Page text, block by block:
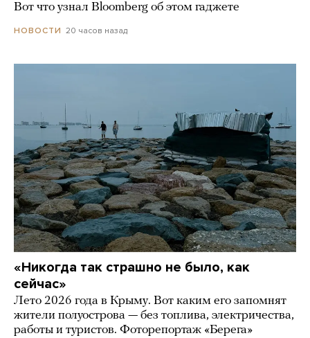
Вот что узнал Bloomberg об этом гаджете
НОВОСТИ 20 часов назад
«Никогда так страшно не было, как
сейчас»
Лето 2026 года в Крыму. Вот каким его запомнят
жители полуострова — без топлива, электричества,
работы и туристов. Фоторепортаж «Берега»